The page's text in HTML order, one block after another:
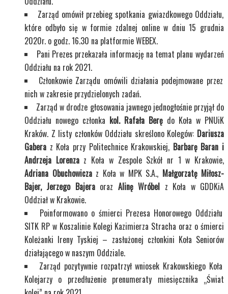
Zarząd omówił przebieg spotkania gwiazdkowego Oddziału,
które odbyło się w formie zdalnej online w dniu 15 grudnia
2020r. o godz. 16.30 na platformie WEBEX.
Pani Prezes przekazała informację na temat planu wydarzeń
Oddziału na rok 2021.
Członkowie Zarządu omówili działania podejmowane przez
nich w zakresie przydzielonych zadań.
Zarząd w drodze głosowania jawnego jednogłośnie przyjął do
Oddziału nowego członka kol. Rafała Berę do Koła w PNUiK
Kraków. Z listy członków Oddziału skreślono Kolegów: Dariusza
Gabera z Koła przy Politechnice Krakowskiej, Barbarę Baran i
Andrzeja Lorenzaz Koła w Zespole Szkół nr 1 w Krakowie,
Adriana Obuchowicza z Koła w MPK S.A., Małgorzatę Miłosz-
Bajer, Jerzego Bajeraoraz Alinę Wróbel z Koła w GDDKiA
Oddział w Krakowie.
Poinformowano o śmierci Prezesa Honorowego Oddziału
SITK RP w Koszalinie Kolegi Kazimierza Stracha oraz o śmierci
Koleżanki Ireny Tyskiej – zasłużonej członkini Koła Seniorów
działającego w naszym Oddziale.
Zarząd pozytywnie rozpatrzył wniosek Krakowskiego Koła
Kolejarzy o przedłużenie prenumeraty miesięcznika „Świat